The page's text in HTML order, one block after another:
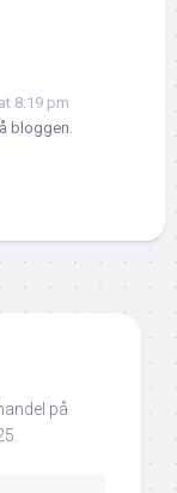
8:19 pm
bloggen.
på